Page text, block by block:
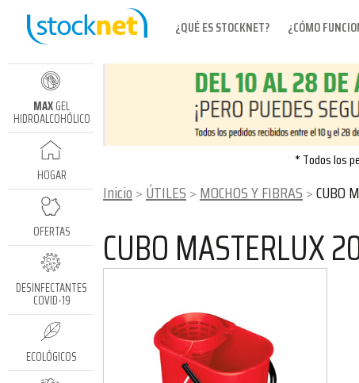
¿QUÉ ES STOCKNET? ¿CÓMO
MAXGEL
HIDROALCOHÓLICO
HOGAR
OFERTAS
DESINFECTANTES
COVID-19
ECOLÓGICOS
* Todos los
Inicio ÚTILES MOCHOS Y FIBRAS CUBO
CUBO MASTERLUX